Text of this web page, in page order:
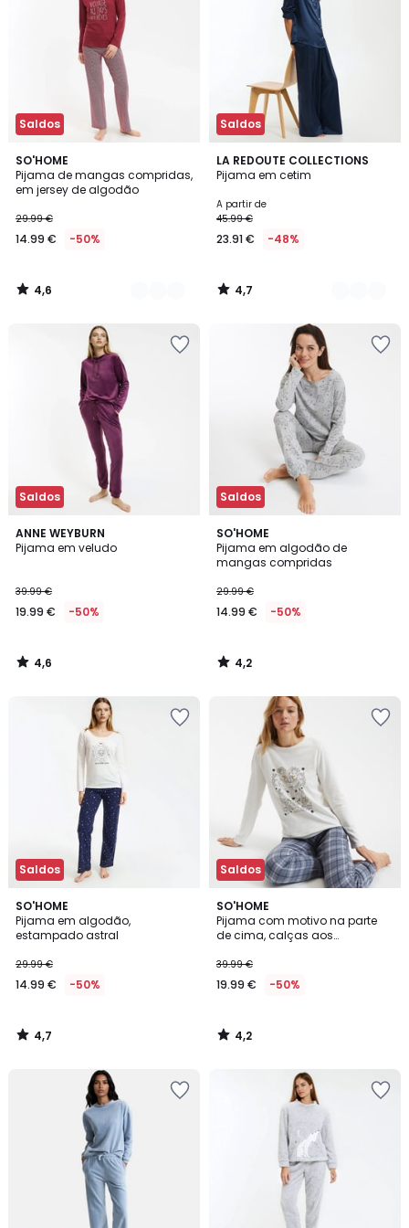
Saldos
SO'HOME
Pijama de mangas compridas,
em jersey de algodão
29.99 €
14.99 € -50%
4,6
/ 5
3
Cores
4,6
/
Saldos
LA REDOUTE COLLECTIONS
Pijama em cetim
A partir de
45.99 €
23.91 € -48%
4,7
/ 5
2
Cores
4,7
/
Saldos
ANNE WEYBURN
Pijama em veludo
39.99 €
19.99 € -50%
4,6
/ 5
4,6
/
Saldos
SO'HOME
Pijama em algodão de
mangas compridas
29.99 €
14.99 € -50%
4,2
/ 5
4,2
/
Saldos
SO'HOME
Pijama em algodão,
estampado astral
29.99 €
14.99 € -50%
4,7
/ 5
4,7
/
Saldos
SO'HOME
Pijama com motivo na parte
de cima, calças aos
39.99 €
19.99 € -50%
4,2
/ 5
4,2
/